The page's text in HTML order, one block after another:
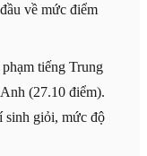
về mức điểm
phạm tiếng Trung
(27.10 điểm).
sinh giỏi, mức độ